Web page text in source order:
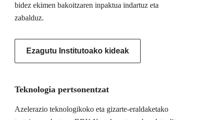
bidez ekimen bakoitzaren inpaktua indartuz eta
zabalduz.
Ezagutu Institutoako kideak
Teknologia pertsonentzat
Azelerazio teknologikoko eta gizarte-eraldaketako